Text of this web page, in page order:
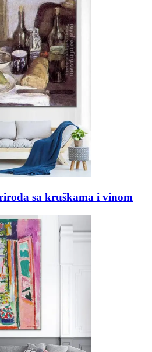
sa kruškama i vinom